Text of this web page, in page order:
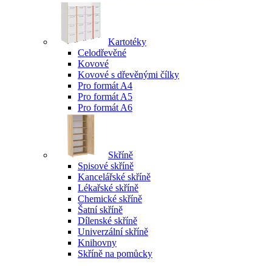
Kartotéky
Celodřevěné
Kovové
Kovové s dřevěnými čílky
Pro formát A4
Pro formát A5
Pro formát A6
Skříně
Spisové skříně
Kancelářské skříně
Lékařské skříně
Chemické skříně
Šatní skříně
Dílenské skříně
Univerzální skříně
Knihovny
Skříně na pomůcky